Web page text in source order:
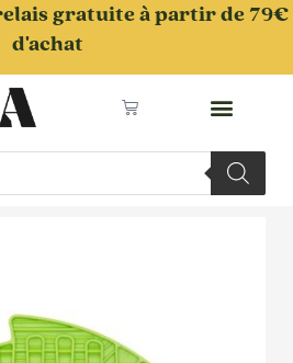
gratuite à partir de 79€
d'achat
Panier